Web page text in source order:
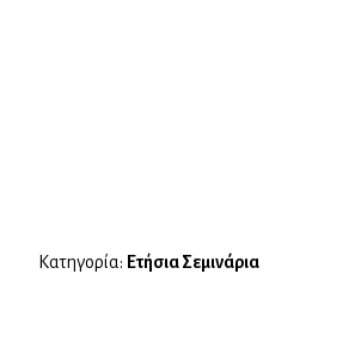
Κατηγορία: Ετήσια Σεμινάρια